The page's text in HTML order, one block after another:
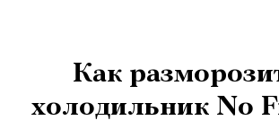
Как
холодильник No